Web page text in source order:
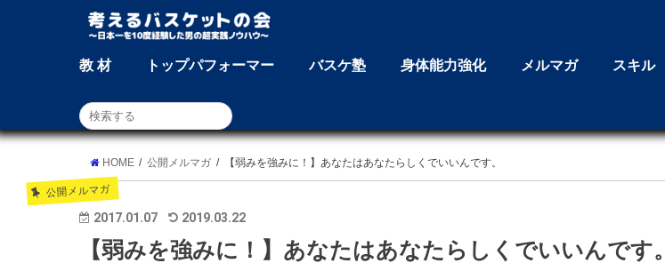
教 材 トップパフォーマー バスケ塾 身体能力強化 メルマガ スキル
HOME 公開メルマガ 【弱みを強みに！】あなたはあなたらしくでいいんです。
公開メルマガ
2017.01.07 2019.03.22
【弱みを強みに！】あなたはあなたらしくでいいんです。